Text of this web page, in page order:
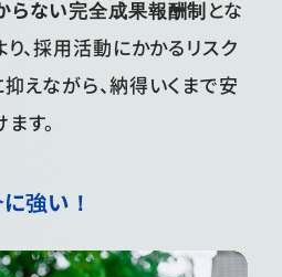
らない完全成果報酬制とな
り、採用活動にかかるリスク
えながら、納得いくまで安
す。
強い！